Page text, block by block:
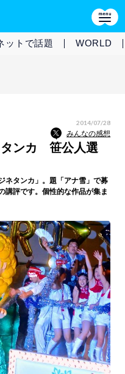
ットで話題 WORLD
2014/07/28
みんなの感想
タンカ 笹公人選
ネタンカ」。題「アナ雪」で募
講評です。個性的な作品が集ま